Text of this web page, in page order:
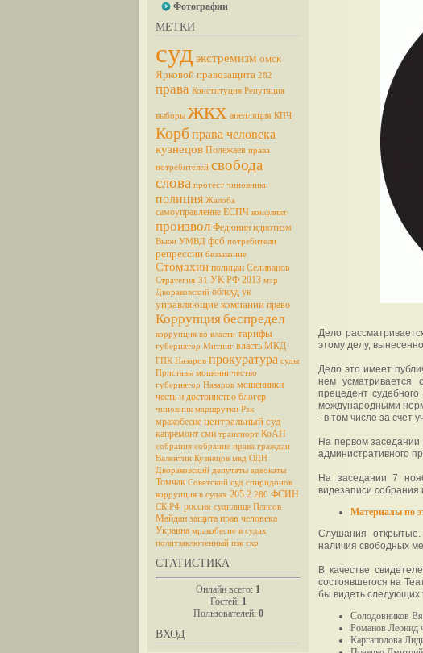
Фотографии
МЕТКИ
суд экстремизм омск
Ярковой правозащита 282
права Конституция Репутация
выборы жкх апелляция КПЧ
Корбправа человека
кузнецов Полежаев права
потребителей свобода
слова протест чиновники
полиция Жалоба
самоуправление ЕСПЧ конфликт
произвол Федюнин идиотизм
Вьюн УМВД фсб потребители
репрессии беззаконие
Стомахин полицаи Селиванов
Стратегия-31 УК РФ 2013 мэр
Двораковский облсуд ук
управляющие компании право
Коррупциябеспредел
коррупция во власти тарифы
губернатор Митинг власть МКД
ГПК Назаров прокуратура суды
Приставы мошенничество
губернатор Назаров мошенники
честь и достоинство блогер
чиновник маршрутки Рэк
мракобесие центральный суд
капремонт сми транспорт КоАП
собрания собрание права граждан
Валентин Кузнецов мвд ОДН
Двораковский депутаты адвокаты
Томчак Советский суд спиридонов
коррупция в судах 205.2 280 ФСИН
СК РФ россия судилище Плисов
Майдан защита прав человека
Украина мракобесие в судах
политзаключенный пзк скр
СТАТИСТИКА
Онлайн всего: 1
Гостей: 1
Пользователей: 0
ВХОД
Дело
этому делу,
Дело это имеет
нем усматривается
прецедент
международными
- в том числе за счет
На первом
административного
На заседании 7
видезаписи собрания
Материалы по
Слушания открытые.
наличия свободных
В качестве
состоявшегося на
бы видеть следующих
Солодовников
Романов Леонид
Каргаполова